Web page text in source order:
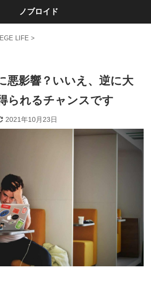
ノブロイド
LIFE >
悪影響？いいえ、逆に大
られるチャンスです
2021年10月23日